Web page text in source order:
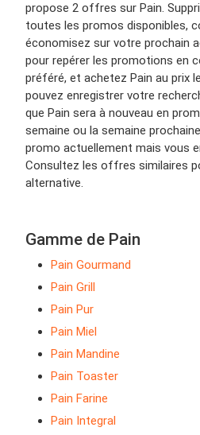
propose 2 offres sur Pain.
toutes les promos disponibles,
économisez sur votre prochain
pour repérer les promotions en
préféré, et achetez Pain au prix
pouvez enregistrer votre
que Pain sera à nouveau en
semaine ou la semaine
promo actuellement mais vous
Consultez les offres similaires
alternative.
Gamme de Pain
Pain Gourmand
Pain Grill
Pain Pur
Pain Miel
Pain Mandine
Pain Toaster
Pain Farine
Pain Integral